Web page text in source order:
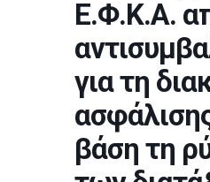
Ε.Φ.Κ.Α.
για τη
βάση τη